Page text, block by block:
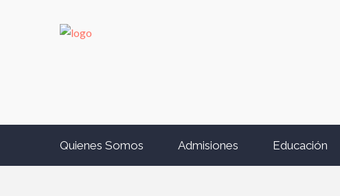
Quienes Somos Admisiones Educación